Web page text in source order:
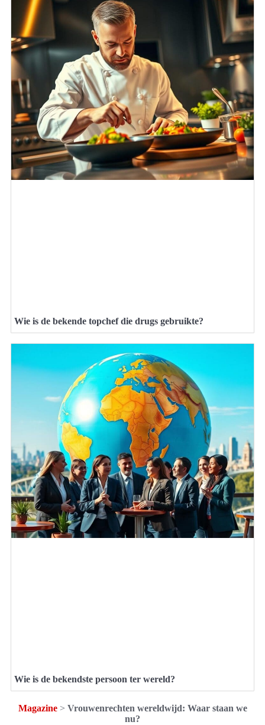
Wie is de bekende topchef die drugs gebruikte?
Wie is de bekendste persoon ter wereld?
Magazine> Vrouwenrechten wereldwijd: Waar staan we
nu?